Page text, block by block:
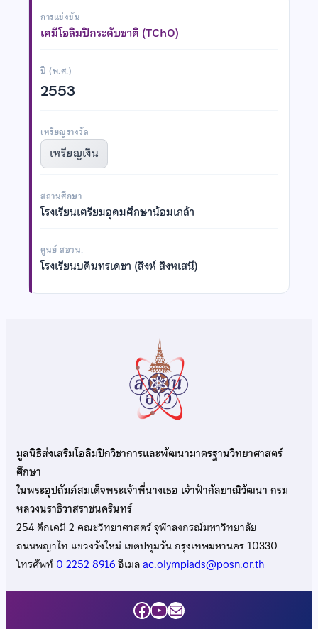
การแข่งขัน
เคมีโอลิมปิกระดับชาติ (TChO)
ปี (พ.ศ.)
2553
เหรียญรางวัล
เหรียญเงิน
สถานศึกษา
โรงเรียนเตรียมอุดมศึกษาน้อมเกล้า
ศูนย์ สอวน.
โรงเรียนบดินทรเดชา (สิงห์ สิงหเสนี)
มูลนิธิส่งเสริมโอลิมปิกวิชาการและพัฒนามาตรฐานวิทยาศาสตร์
ศึกษา
ในพระอุปถัมภ์สมเด็จพระเจ้าพี่นางเธอ เจ้าฟ้ากัลยาณิวัฒนา กรม
หลวงนราธิวาสราชนครินทร์
254 ตึกเคมี 2 คณะวิทยาศาสตร์ จุฬาลงกรณ์มหาวิทยาลัย
ถนนพญาไท แขวงวังใหม่ เขตปทุมวัน กรุงเทพมหานคร 10330
โทรศัพท์0 2252 8916อีเมลac.olympiads@posn.or.th
Facebook
YouTube
Mail